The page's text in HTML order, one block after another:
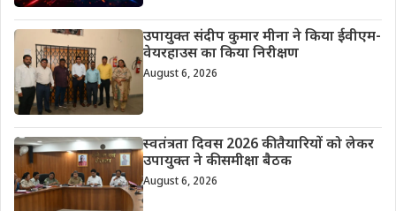
उपायुक्त संदीप कुमार मीना ने किया ईवीएम-
वेयरहाउस का किया निरीक्षण
August 6, 2026
स्वतंत्रता दिवस 2026 की तैयारियों को लेकर
उपायुक्त ने की समीक्षा बैठक
August 6, 2026